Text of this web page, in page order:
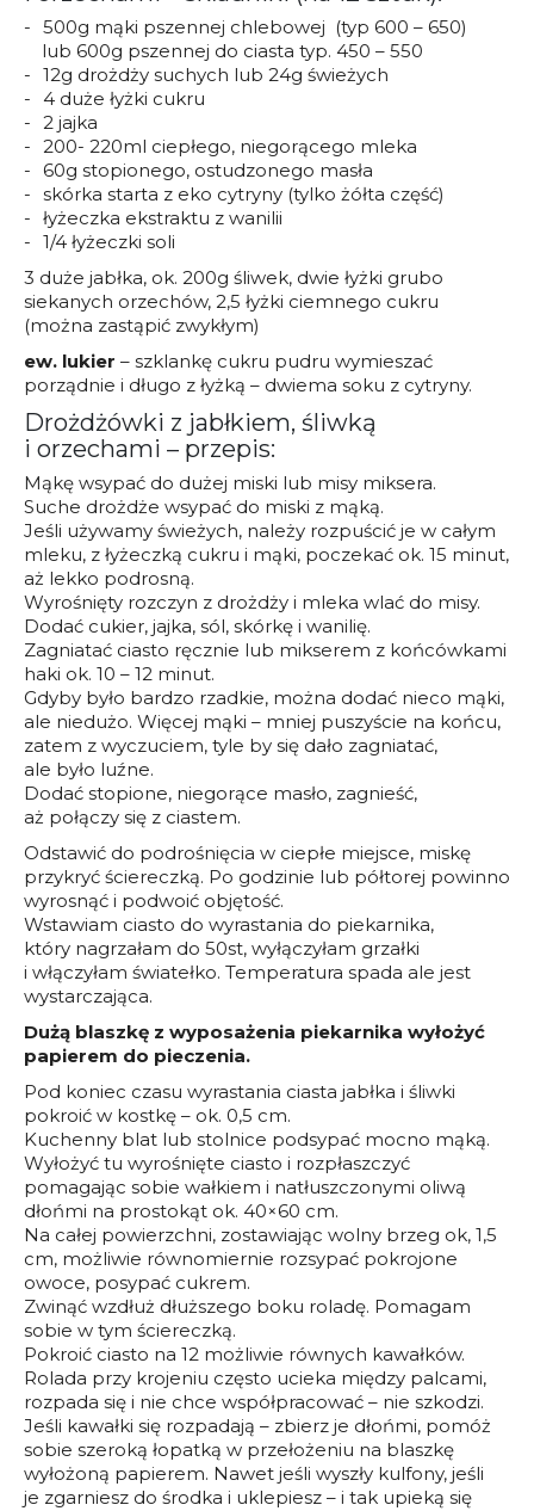
500g mąki pszennej chlebowej (typ 600 – 650)
lub 600g pszennej do ciasta typ. 450 – 550
12g drożdży suchych lub 24g świeżych
4 duże łyżki cukru
2 jajka
200- 220ml ciepłego, niegorącego mleka
60g stopionego, ostudzonego masła
skórka starta z eko cytryny (tylko żółta część)
łyżeczka ekstraktu z wanilii
1/4 łyżeczki soli
3 duże jabłka, ok. 200g śliwek, dwie łyżki grubo
siekanych orzechów, 2,5 łyżki ciemnego cukru
(można zastąpić zwykłym)
ew. lukier – szklankę cukru pudru wymieszać
porządnie i długo z łyżką – dwiema soku z cytryny.
Drożdżówki z jabłkiem, śliwką
i orzechami – przepis:
Mąkę wsypać do dużej miski lub misy miksera.
Suche drożdże wsypać do miski z mąką.
Jeśli używamy świeżych, należy rozpuścić je w całym
mleku, z łyżeczką cukru i mąki, poczekać ok. 15 minut,
aż lekko podrosną.
Wyrośnięty rozczyn z drożdży i mleka wlać do misy.
Dodać cukier, jajka, sól, skórkę i wanilię.
Zagniatać ciasto ręcznie lub mikserem z końcówkami
haki ok. 10 – 12 minut.
Gdyby było bardzo rzadkie, można dodać nieco mąki,
ale niedużo. Więcej mąki – mniej puszyście na końcu,
zatem z wyczuciem, tyle by się dało zagniatać,
ale było luźne.
Dodać stopione, niegorące masło, zagnieść,
aż połączy się z ciastem.
Odstawić do podrośnięcia w ciepłe miejsce, miskę
przykryć ściereczką. Po godzinie lub półtorej powinno
wyrosnąć i podwoić objętość.
Wstawiam ciasto do wyrastania do piekarnika,
który nagrzałam do 50st, wyłączyłam grzałki
i włączyłam światełko. Temperatura spada ale jest
wystarczająca.
Dużą blaszkę z wyposażenia piekarnika wyłożyć
papierem do pieczenia.
Pod koniec czasu wyrastania ciasta jabłka i śliwki
pokroić w kostkę – ok. 0,5 cm.
Kuchenny blat lub stolnice podsypać mocno mąką.
Wyłożyć tu wyrośnięte ciasto i rozpłaszczyć
pomagając sobie wałkiem i natłuszczonymi oliwą
dłońmi na prostokąt ok. 40×60 cm.
Na całej powierzchni, zostawiając wolny brzeg ok, 1,5
cm, możliwie równomiernie rozsypać pokrojone
owoce, posypać cukrem.
Zwinąć wzdłuż dłuższego boku roladę. Pomagam
sobie w tym ściereczką.
Pokroić ciasto na 12 możliwie równych kawałków.
Rolada przy krojeniu często ucieka między palcami,
rozpada się i nie chce współpracować – nie szkodzi.
Jeśli kawałki się rozpadają – zbierz je dłońmi, pomóż
sobie szeroką łopatką w przełożeniu na blaszkę
wyłożoną papierem. Nawet jeśli wyszły kulfony, jeśli
je zgarniesz do środka i uklepiesz – i tak upieką się